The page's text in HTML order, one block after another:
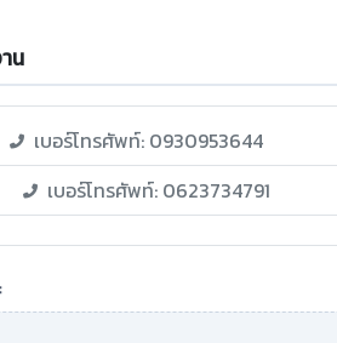
น
เบอร์โทรศัพท์: 0930953644
เบอร์โทรศัพท์: 0623734791